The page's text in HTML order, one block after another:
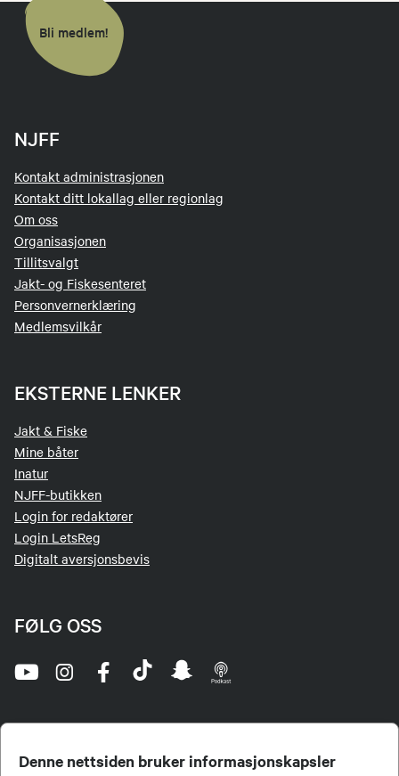
Denne nettsiden bruker informasjonskapsler
Bli medlem!
NJFF
Kontakt administrasjonen
Kontakt ditt lokallag eller regionlag
Om oss
Organisasjonen
Tillitsvalgt
Jakt- og Fiskesenteret
Personvernerklæring
Medlemsvilkår
EKSTERNE LENKER
Jakt & Fiske
Mine båter
Inatur
NJFF-butikken
Login for redaktører
Login LetsReg
Digitalt aversjonsbevis
FØLG OSS